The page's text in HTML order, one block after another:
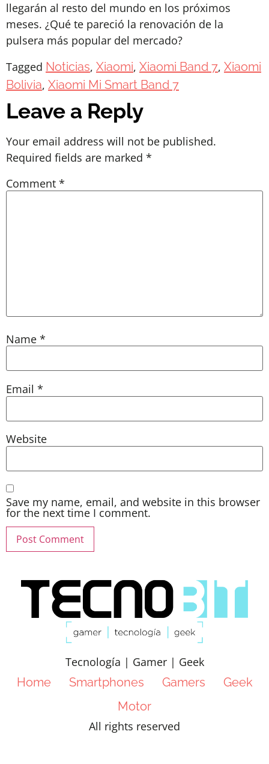
llegarán al resto del mundo en los próximos
meses. ¿Qué te pareció la renovación de la
pulsera más popular del mercado?
Tagged Noticias, Xiaomi, Xiaomi Band 7, Xiaomi
Bolivia, Xiaomi Mi Smart Band 7
Leave a Reply
Your email address will not be published.
Required fields are marked *
Comment *
Name *
Email *
Website
Save my name, email, and website in this browser
for the next time I comment.
Tecnología | Gamer | Geek
Home
Smartphones Gamers
Geek
Motor
All rights reserved